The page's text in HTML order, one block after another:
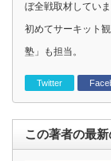
ぼ全戦取材していま
初めてサーキット
塾」も担当。
Twitter
この著者の最